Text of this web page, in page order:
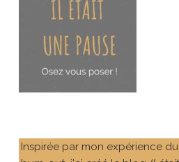
Inspirée par mon expérience du